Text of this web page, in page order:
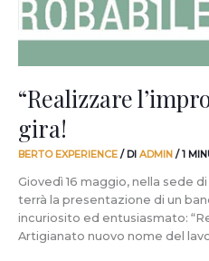
“Realizzare
gira!
BERTO EXPERIENCE / DI ADMIN /1
Giovedì 16 maggio, nella sede
terrà la presentazione di un
incuriosito ed entusiasmato:
Artigianato nuovo nome del